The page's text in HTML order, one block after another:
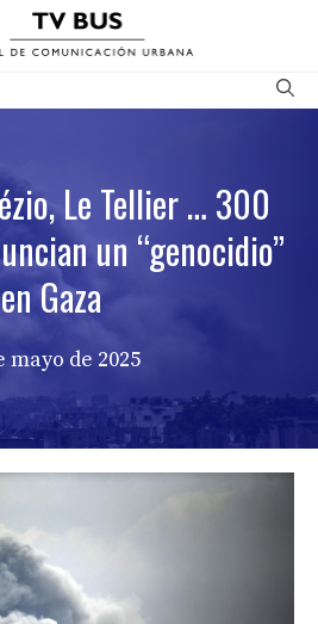
Le Tellier … 300
un “genocidio”
en Gaza
mayo de 2025